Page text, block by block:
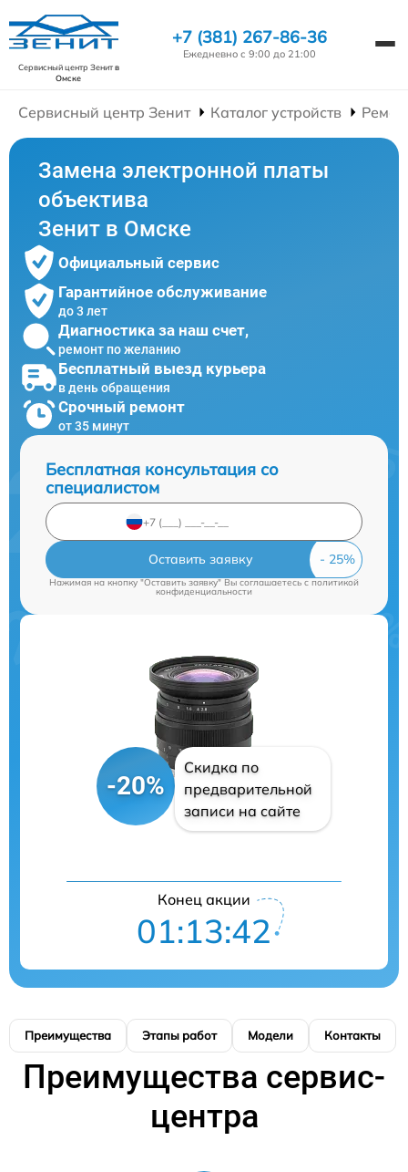
Сервисный центр Зенитв
Омске
+7 (381) 267-86-36
Ежедневно с 9:00 до 21:00
Сервисный центр Зенит Каталог устройств
Замена электронной платы
объектива
Зенит в Омске
Официальный сервис
Гарантийное обслуживание
до 3 лет
Диагностика за наш счет,
ремонт по желанию
Бесплатный выезд курьера
в день обращения
Срочный ремонт
от 35 минут
Бесплатная консультация со
специалистом
Оставить заявку
Нажимая на кнопку "Оставить заявку" Вы соглашаетесь cполитикой
конфиденциальности
-20%
Скидка по
предварительной
записи на сайте
Конец акции
01:13:42
Преимущества Этапы работ Модели Контакты
Преимущества сервис-
центра